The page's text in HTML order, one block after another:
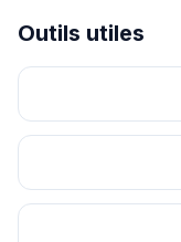
Outils utiles